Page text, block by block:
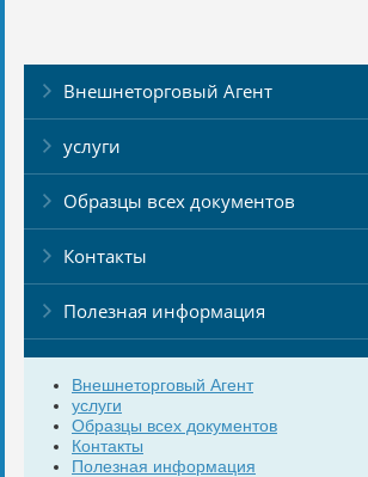
Внешнеторговый Агент
услуги
Образцы всех документов
Контакты
Полезная информация
Внешнеторговый Агент
услуги
Образцы всех документов
Контакты
Полезная информация